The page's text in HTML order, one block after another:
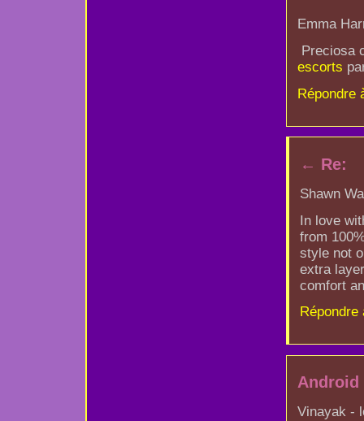
Emma
Preciosa
escorts
Répondre
← Re:
Shawn
In love
from
style not
extra
comfort
Android
Vinayak -